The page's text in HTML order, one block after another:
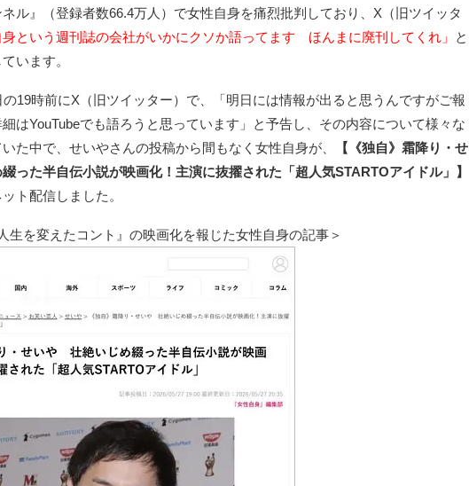
ル』（登録者数66.4万人）で女性自身を痛烈批判しており、X（旧ツイッタ
身という週刊誌の会社がいかにクソか語ってます ほんまに廃刊してくれ」
と
います。
19時前にX（旧ツイッター）で、「明日には情報が出ると思うんですがご報
はYouTubeでも語ろうと思っています」と予告し、その内容について様々な
た中で、せいやさんの投稿から間もなく女性自身が、
【《独自》霜降り・せ
った半自伝小説が映画化！主演に抜擢された「超人気STARTOアイドル」】
ト配信しました。
生を変えたコント』の映画化を報じた女性自身の記事＞